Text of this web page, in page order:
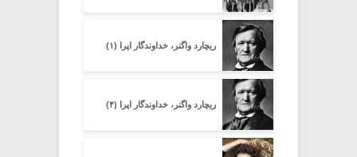
ریچارد واگنر، خداوندگار اپرا (۱)
ریچارد واگنر، خداوندگار اپرا (۴)